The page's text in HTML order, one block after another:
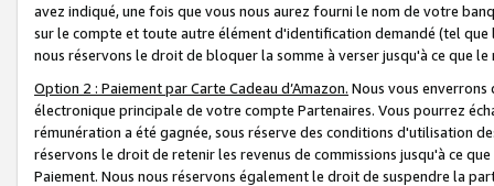
avez indiqué, une fois que vous nous aurez fourni le nom de votre
sur le compte et toute autre élément d'identification demandé (tel que
nous réservons le droit de bloquer la somme à verser jusqu'à ce que
Option 2 : Paiement par Carte Cadeau d’Amazon. Nous vous
électronique principale de votre compte Partenaires. Vous pourrez
rémunération a été gagnée, sous réserve des conditions d'utilisation
réservons le droit de retenir les revenus de commissions jusqu'à ce
Paiement. Nous nous réservons également le droit de suspendre la